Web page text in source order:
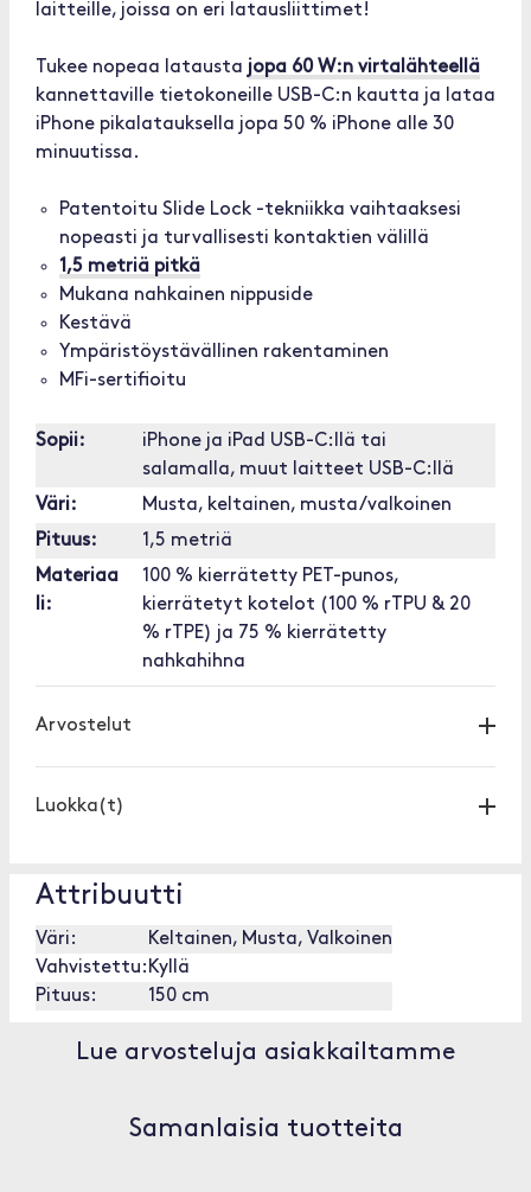
laitteille, joissa on eri latausliittimet!
Tukee nopeaa latausta jopa 60 W:n virtalähteellä
kannettaville tietokoneille USB-C:n kautta ja lataa
iPhone pikalatauksella jopa 50 % iPhone alle 30
minuutissa.
Patentoitu Slide Lock -tekniikka vaihtaaksesi
nopeasti ja turvallisesti kontaktien välillä
1,5 metriä pitkä
Mukana nahkainen nippuside
Kestävä
Ympäristöystävällinen rakentaminen
MFi-sertifioitu
Sopii:
iPhone ja iPad USB-C:llä tai
salamalla, muut laitteet USB-C:llä
Väri:
Musta, keltainen, musta/valkoinen
Pituus:
1,5 metriä
Materiaa
li:
100 % kierrätetty PET-punos,
kierrätetyt kotelot (100 % rTPU & 20
% rTPE) ja 75 % kierrätetty
nahkahihna
Arvostelut
Luokka(t)
Attribuutti
Väri:
Keltainen, Musta, Valkoinen
Vahvistettu: Kyllä
Pituus:
150 cm
Lue arvosteluja asiakkailtamme
Samanlaisia tuotteita